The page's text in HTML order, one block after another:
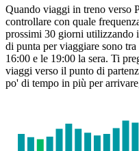
Quando viaggi in treno verso
controllare con quale
prossimi 30 giorni utilizzando
di punta per viaggiare sono
16:00 e le 19:00 la sera. Ti
viaggi verso il punto di
po' di tempo in più per